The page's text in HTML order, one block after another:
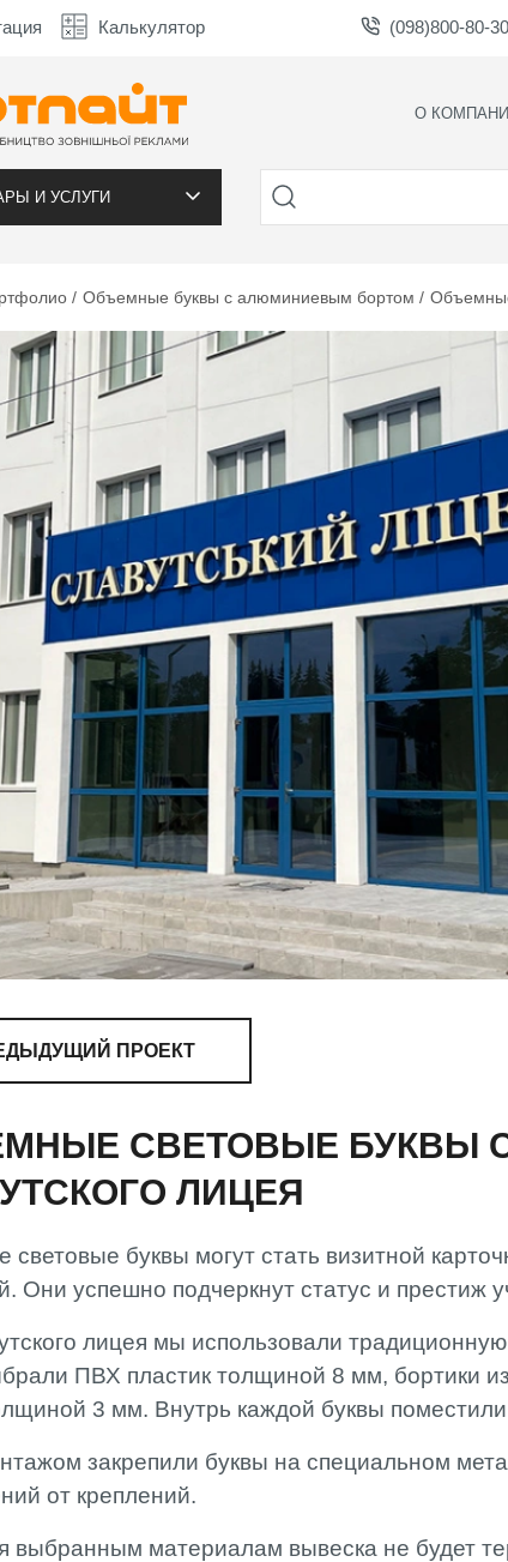
Калькулятор (098)800-80-30
О
И УСЛУГИ
Объемные буквы с алюминиевым бортом
ПРОЕКТ
СВЕТОВЫЕ БУКВЫ
ЛИЦЕЯ
буквы могут стать визитной
Они успешно подчеркнут статус и престиж
лицея мы использовали
ПВХ пластик толщиной 8 мм, бортики
3 мм. Внутрь каждой буквы
закрепили буквы на специальном
от креплений.
выбранным материалам вывеска не будет